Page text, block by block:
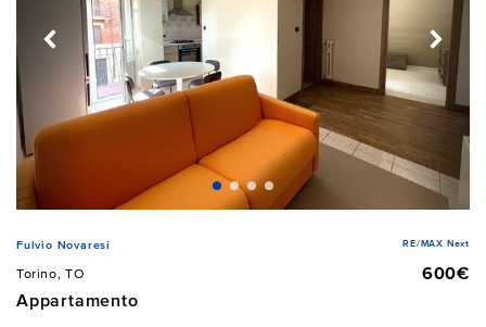
Fulvio Novaresi RE/MAX Next
Torino, TO
600€
Appartamento